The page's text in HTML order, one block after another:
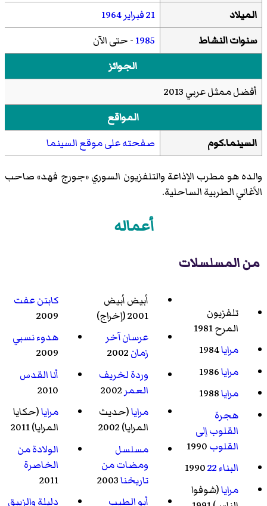
الميلاد
21 فبراير
1964
سنوات النشاط
1985- حتى الآن
الجوائز
أفضل ممثل عربي 2013
المواقع
السينما.كوم
صفحته على موقع السينما
والده هو مطرب الإذاعة والتلفزيون السوري «جورج فهد» صاحب
الأغاني الطربية الساحلية.
أعماله
من المسلسلات
تلفزيون
المرح
مرايا
مرايا
مرايا
هجرة
القلوب إلى
القلوب
البناء 22
مرايا(شوفوا
أبيض أبيض
2001 (إخراج)
عرسان آخر
زمان
وردة لخريف
العمر
مرايا(حديث
المرايا) 2002
مسلسل
ومضات من
تاريخنا
أبو الطيب
كابتن عفت
2009
هدوء نسبي
2009
أنا القدس
2010
مرايا(حكايا
المرايا) 2011
الولادة من
الخاصرة
2011
دليلة والزيبق